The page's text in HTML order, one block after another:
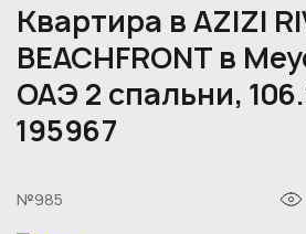
Квартира в AZIZI
BEACHFRONT в
ОАЭ 2 спальни,
195967
№985